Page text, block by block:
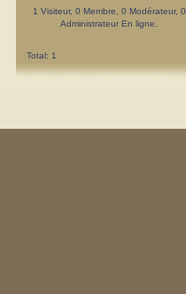
1 Visiteur, 0 Membre, 0 Modérateur, 0
Administrateur En ligne.
Total: 1